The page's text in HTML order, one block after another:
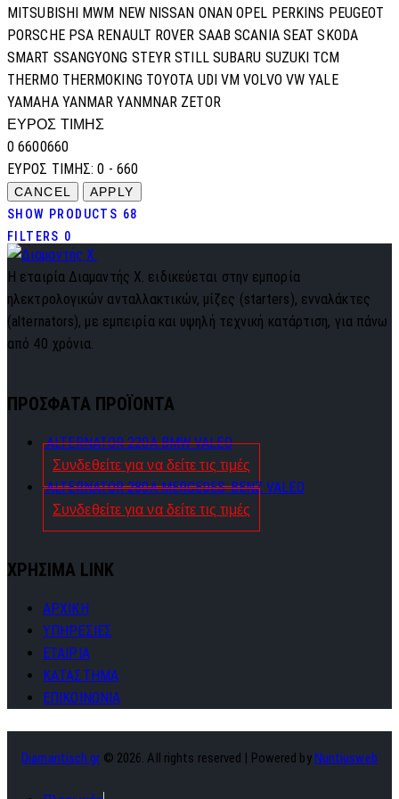
MITSUBISHI MWM NEW NISSAN ONAN OPEL PERKINS PEUGEOT
PORSCHE PSA RENAULT ROVER SAAB SCANIA SEAT SKODA
SMART SSANGYONG STEYR STILL SUBARU SUZUKI TCM
THERMO THERMOKING TOYOTA UDI VM VOLVO VW YALE
YAMAHA YANMAR YANMNAR ZETOR
ΕΥΡΟΣ ΤΙΜΗΣ
0 6600660
ΕΥΡΟΣ ΤΙΜΗΣ: 0 - 660
SHOW PRODUCTS 68
FILTERS 0
Η εταιρία Διαμαντής Χ. ειδικεύεται στην εμπορία
ηλεκτρολογικών ανταλλακτικών, μίζες (starters), ενναλάκτες
(alternators), με εμπειρία και υψηλή τεχνική κατάρτιση, για πάνω
από 40 χρόνια.
ΠΡΟΣΦΑΤΑ ΠΡΟΪΟΝΤΑ
ALTERNATOR 220A BMW VALEO
Συνδεθείτε για να δείτε τις τιμές
ALTERNATOR 280A MERCEDES-BENZ VALEO
Συνδεθείτε για να δείτε τις τιμές
ΧΡΗΣΙΜΑ LINK
ΑΡΧΙΚΗ
ΥΠΗΡΕΣΙΕΣ
ΕΤΑΙΡΙΑ
ΚΑΤΑΣΤΗΜΑ
ΕΠΙΚΟΙΝΩΝΙΑ
Diamantisch.gr © 2026. All rights reserved | Powered byNuntiusweb